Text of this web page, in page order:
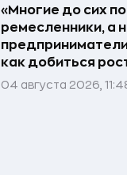
«Многие до сих
ремесленники, а
как добиться
04 августа 2026,